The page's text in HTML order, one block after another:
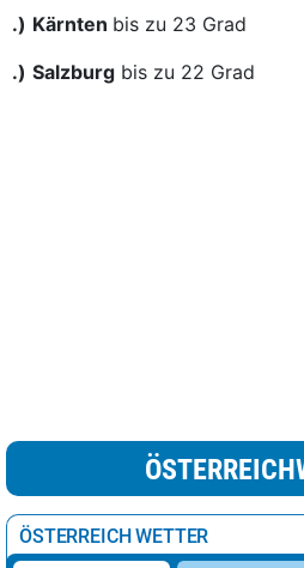
.) Kärnten bis zu 23 Grad
.) Salzburg bis zu 22 Grad
ÖSTERREICH WETTER